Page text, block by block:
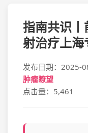
指南共识
射治疗上
发布日期：2025-
肿瘤瞭望
点击量：5,461